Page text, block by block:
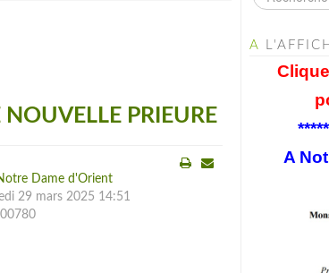
PRIEURE
Dame d'Orient
29 mars 2025 14:51
A
A